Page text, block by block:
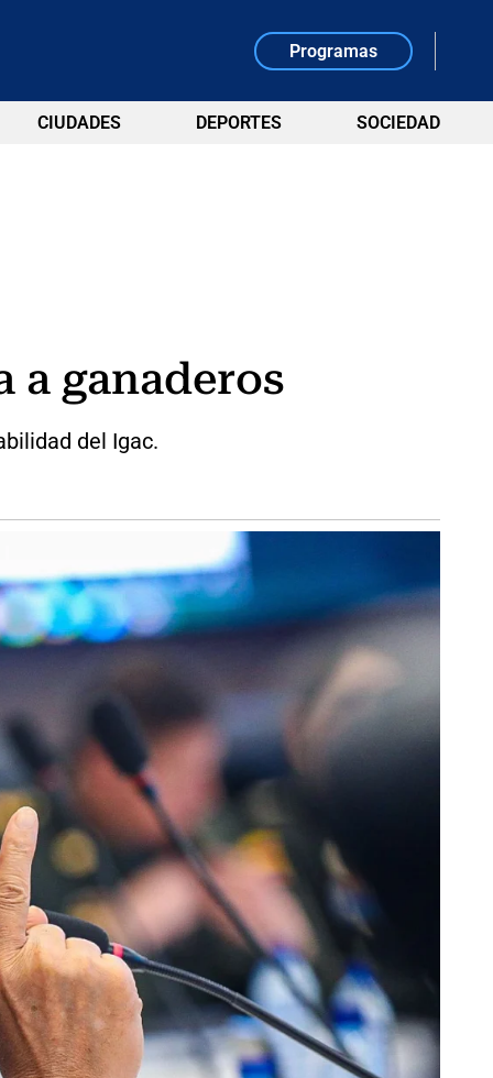
Programas
CIUDADES DEPORTES SOCIEDAD
a ganaderos
del Igac.